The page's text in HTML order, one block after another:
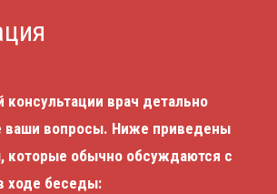
консультации врач детально
ваши вопросы. Ниже приведены
которые обычно обсуждаются с
ходе беседы: